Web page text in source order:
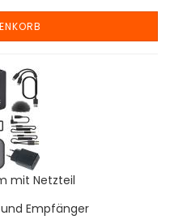
mit Netzteil
Empfänger